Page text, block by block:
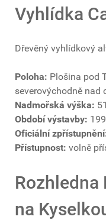
Vyhlídka
Dřevěný vyhlídkový
Poloha: Plošina pod
severovýchodně nad
Nadmořská výška:
Období výstavby:
Oficiální
Přístupnost: volně
Rozhledna
na